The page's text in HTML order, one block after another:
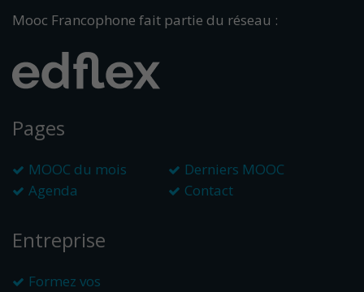
Mooc Francophone fait partie du réseau :
Pages
MOOC du mois
Derniers MOOC
Agenda
Contact
Entreprise
Formez vos